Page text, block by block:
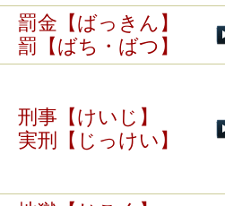
罰金【ばっきん】
罰【ばち・ばつ】
刑事【けいじ】
実刑【じっけい】